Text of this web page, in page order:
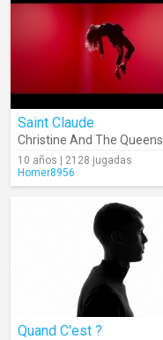
Saint Claude
Christine And The Queens
10 años | 2128 jugadas
Homer8956
Quand C'est ?